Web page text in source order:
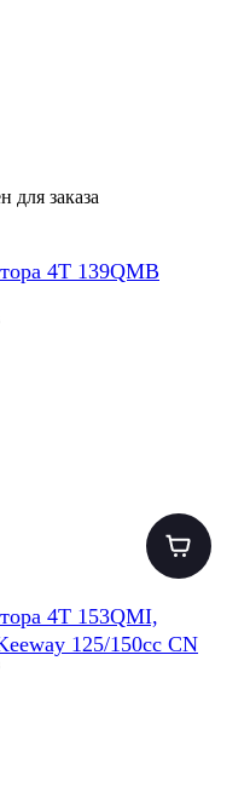
для заказа
4T 139QMB
4T 153QMI,
125/150сс CN